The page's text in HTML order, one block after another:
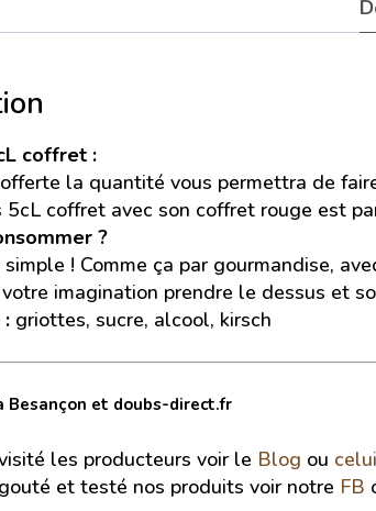
coffret :
la quantité vous permettra de
5cL coffret avec son coffret rouge est
?
! Comme ça par gourmandise,
imagination prendre le dessus et
griottes, sucre, alcool, kirsch
Besançon et doubs-direct.fr
les producteurs voir le Blog ou
et testé nos produits voir notre FB